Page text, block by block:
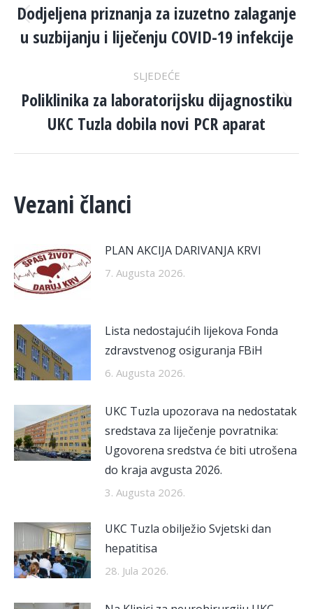
NAVIGATION
Previous
post:
Dodjeljena priznanja za izuzetno zalaganje
u suzbijanju i liječenju COVID-19 infekcije
SLJEDEĆE
Next
post:
Poliklinika za laboratorijsku dijagnostiku
UKC Tuzla dobila novi PCR aparat
Vezani članci
PLAN AKCIJA DARIVANJA KRVI
7. Augusta 2026.
Lista nedostajućih lijekova Fonda
zdravstvenog osiguranja FBiH
6. Augusta 2026.
UKC Tuzla upozorava na nedostatak
sredstava za liječenje povratnika:
Ugovorena sredstva će biti utrošena
do kraja avgusta 2026.
3. Augusta 2026.
UKC Tuzla obilježio Svjetski dan
hepatitisa
28. Jula 2026.